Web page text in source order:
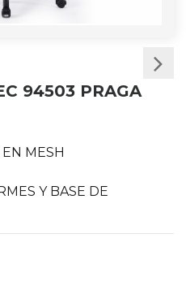
94503 PRAGA
MESH
Y BASE DE